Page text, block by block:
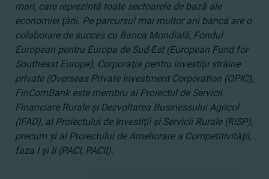
mari, care reprezintă toate sectoarele de bază ale
economiei ţării. Pe parcursul mai multor ani banca are o
colaborare de succes cu Banca Mondială, Fondul
European pentru Europa de Sud-Est (European Fund for
Southeast Europe), Corporaţia pentru investiţii străine
private (Overseas Private Investment Corporation (OPIC),
FinComBank este membru al Proiectul de Servicii
Financiare Rurale şi Dezvoltarea Businessului Agricol
(IFAD), al Proiectului de Investiţii şi Servicii Rurale (RISP),
precum şi al Proiectului de Ameliorare a Competitivităţii,
faza I şi II (PACI, PACII).